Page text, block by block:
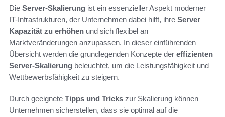
Die Server-Skalierung ist ein essenzieller Aspekt moderner
IT-Infrastrukturen, der Unternehmen dabei hilft, ihre Server
Kapazität zu erhöhen und sich flexibel an
Marktveränderungen anzupassen. In dieser einführenden
Übersicht werden die grundlegenden Konzepte der effizienten
Server-Skalierung beleuchtet, um die Leistungsfähigkeit und
Wettbewerbsfähigkeit zu steigern.
Durch geeignete Tipps und Tricks zur Skalierung können
Unternehmen sicherstellen, dass sie optimal auf die